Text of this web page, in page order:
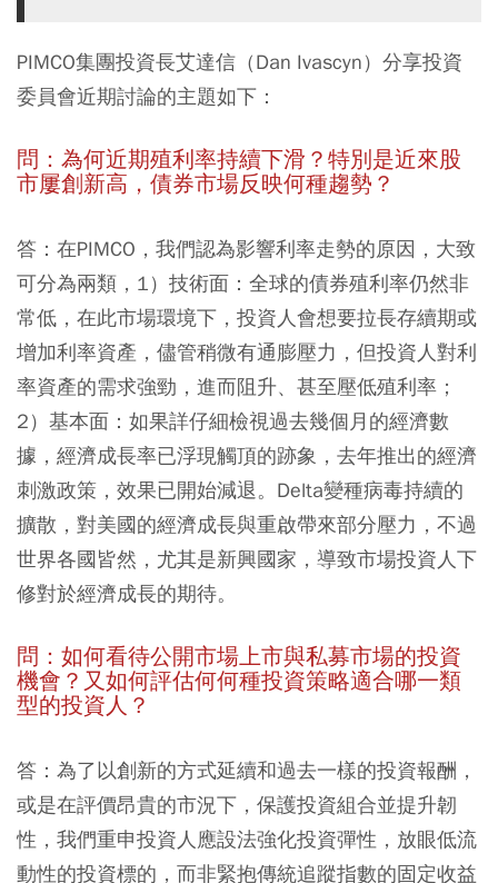
PIMCO集團投資長艾達信（Dan Ivascyn）分享投資
委員會近期討論的主題如下：
問：為何近期殖利率持續下滑？特別是近來股
市屢創新高，債券市場反映何種趨勢？
答：在PIMCO，我們認為影響利率走勢的原因，大致
可分為兩類，1）技術面：全球的債券殖利率仍然非
常低，在此市場環境下，投資人會想要拉長存續期或
增加利率資產，儘管稍微有通膨壓力，但投資人對利
率資產的需求強勁，進而阻升、甚至壓低殖利率；
2）基本面：如果詳仔細檢視過去幾個月的經濟數
據，經濟成長率已浮現觸頂的跡象，去年推出的經濟
刺激政策，效果已開始減退。Delta變種病毒持續的
擴散，對美國的經濟成長與重啟帶來部分壓力，不過
世界各國皆然，尤其是新興國家，導致市場投資人下
修對於經濟成長的期待。
問：如何看待公開市場上市與私募市場的投資
機會？又如何評估何何種投資策略適合哪一類
型的投資人？
答：為了以創新的方式延續和過去一樣的投資報酬，
或是在評價昂貴的市況下，保護投資組合並提升韌
性，我們重申投資人應設法強化投資彈性，放眼低流
動性的投資標的，而非緊抱傳統追蹤指數的固定收益